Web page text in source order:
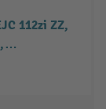
112zi ZZ,